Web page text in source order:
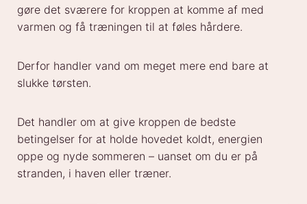
gøre det sværere for kroppen at komme af med
varmen og få træningen til at føles hårdere.
Derfor handler vand om meget mere end bare at
slukke tørsten.
Det handler om at give kroppen de bedste
betingelser for at holde hovedet koldt, energien
oppe og nyde sommeren – uanset om du er på
stranden, i haven eller træner.